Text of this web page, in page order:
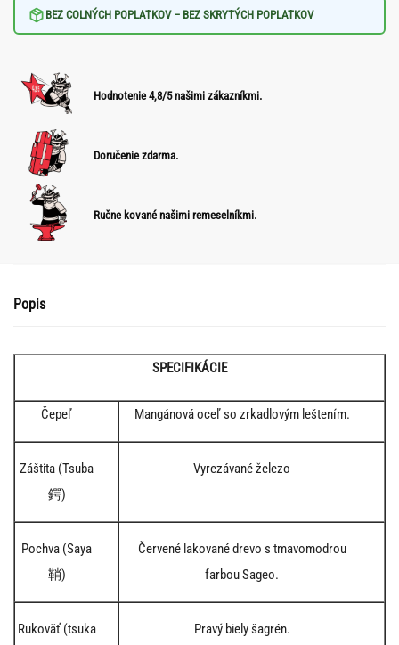
BEZ COLNÝCH POPLATKOV – BEZ SKRYTÝCH POPLATKOV
Hodnotenie 4,8/5 našimi zákazníkmi.
Doručenie zdarma.
Ručne kované našimi remeselníkmi.
Popis
SPECIFIKÁCIE
Čepeľ Mangánová oceľ so zrkadlovým leštením.
Záštita (Tsuba
鍔)
Vyrezávané železo
Pochva (Saya
鞘)
Červené lakované drevo s tmavomodrou
farbou Sageo.
Rukoväť (tsuka
Pravý biely šagrén.